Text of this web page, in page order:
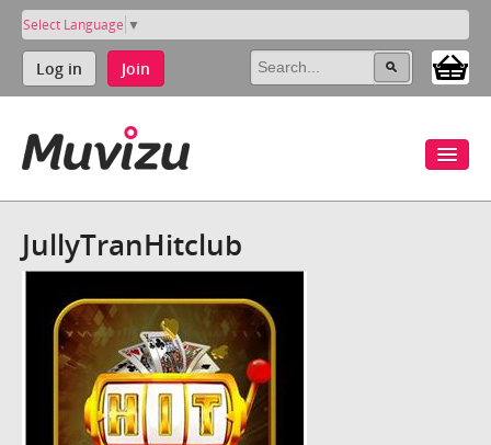
Select Language ▼
Log in Join
JullyTranHitclub